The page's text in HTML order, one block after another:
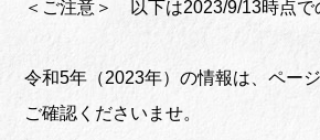
＜ご注意＞ 以下は2023/9/13時点で
令和5年（2023年）の情報は、ペー
ご確認くださいませ。